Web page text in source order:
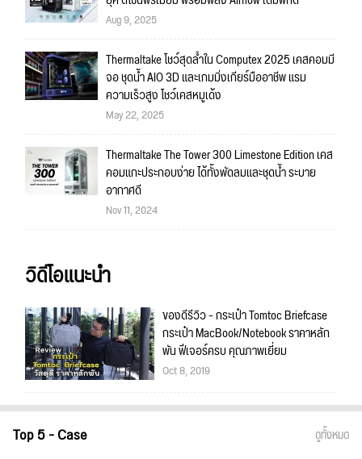
Aug 9, 2025
Thermaltake โชว์สุดล้ำใน Computex 2025 เคสคอมมี
จอ ชุดน้ำ AIO 3D และเกมมิ่งเกียร์มืออาชีพ แรม
ความเร็วสูง โชว์เคสหมูเด้ง
May 22, 2025
Thermaltake The Tower 300 Limestone Edition เคส
คอมแกะประกอบง่าย ได้ทั้งพัดลมและชุดน้ำ ระบาย
อากาศดี
Nov 11, 2024
วิดีโอแนะนำ
ของดีรีวิว - กระเป๋า Tomtoc Briefcase
กระเป๋า MacBook/Notebook ราคาหลัก
พัน ฟีเจอร์ครบ คุณภาพเยี่ยม
Oct 8, 2019
Top 5 - Case ดูทั้งหมด